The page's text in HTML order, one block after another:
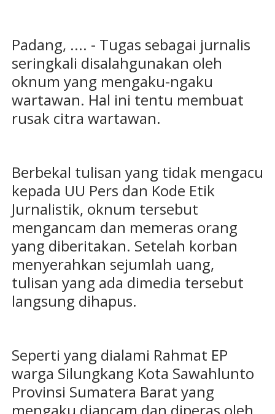
Padang, .... - Tugas sebagai jurnalis
seringkali disalahgunakan oleh
oknum yang mengaku-ngaku
wartawan. Hal ini tentu membuat
rusak citra wartawan.
Berbekal tulisan yang tidak mengacu
kepada UU Pers dan Kode Etik
Jurnalistik, oknum tersebut
mengancam dan memeras orang
yang diberitakan. Setelah korban
menyerahkan sejumlah uang,
tulisan yang ada dimedia tersebut
langsung dihapus.
Seperti yang dialami Rahmat EP
warga Silungkang Kota Sawahlunto
Provinsi Sumatera Barat yang